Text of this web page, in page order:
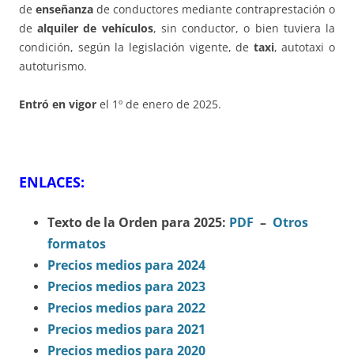
de enseñanza de conductores mediante contraprestación o
dealquiler de vehículos, sin conductor, o bien tuviera la
condición, según la legislación vigente, de taxi, autotaxi o
autoturismo.
Entró en vigor el 1º de enero de 2025.
ENLACES:
Texto de la Orden para 2025: PDF – Otros
formatos
Precios medios para 2024
Precios medios para 2023
Precios medios para 2022
Precios medios para 2021
Precios medios para 2020